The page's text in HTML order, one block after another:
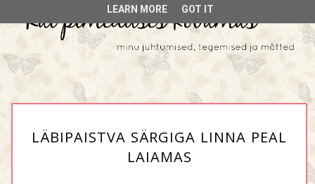
LÄBIPAISTVA SÄRGIGA LINNA PEAL
LAIAMAS
LEARN MORE GOT IT